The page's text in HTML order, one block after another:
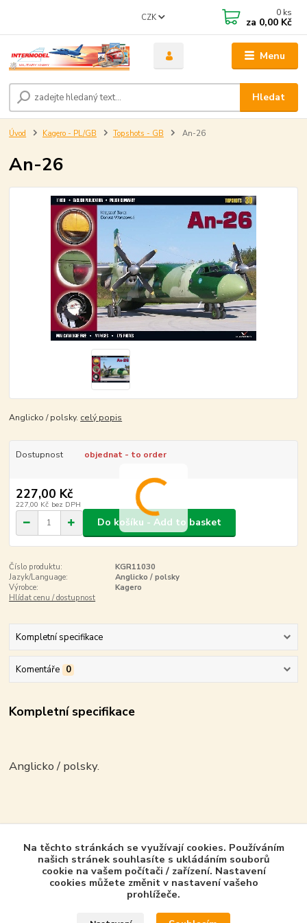
Menu
CZK
Hledat
0 ks
za 0,00 Kč
Úvod Kagero - PL/GB Topshots - GB An-26
An-26
Anglicko / polsky. celý popis
Dostupnost objednat - to order
227,00 Kč
227,00 Kč bez DPH
Do košíku - Add to basket
Číslo produktu:
KGR11030
Jazyk/Language:
Anglicko / polsky
Výrobce:
Kagero
Hlídat cenu / dostupnost
Kompletní specifikace
Komentáře 0
Kompletní specifikace
Anglicko / polsky.
Zboží zařazeno v kategoriích - Product in
category
Kagero - PL/GB
Na těchto stránkách se využívají cookies. Používáním
našich stránek souhlasíte s ukládáním souborů
cookie na vašem počítači / zařízení. Nastavení
cookies můžete změnit v nastavení vašeho
prohlížeče.